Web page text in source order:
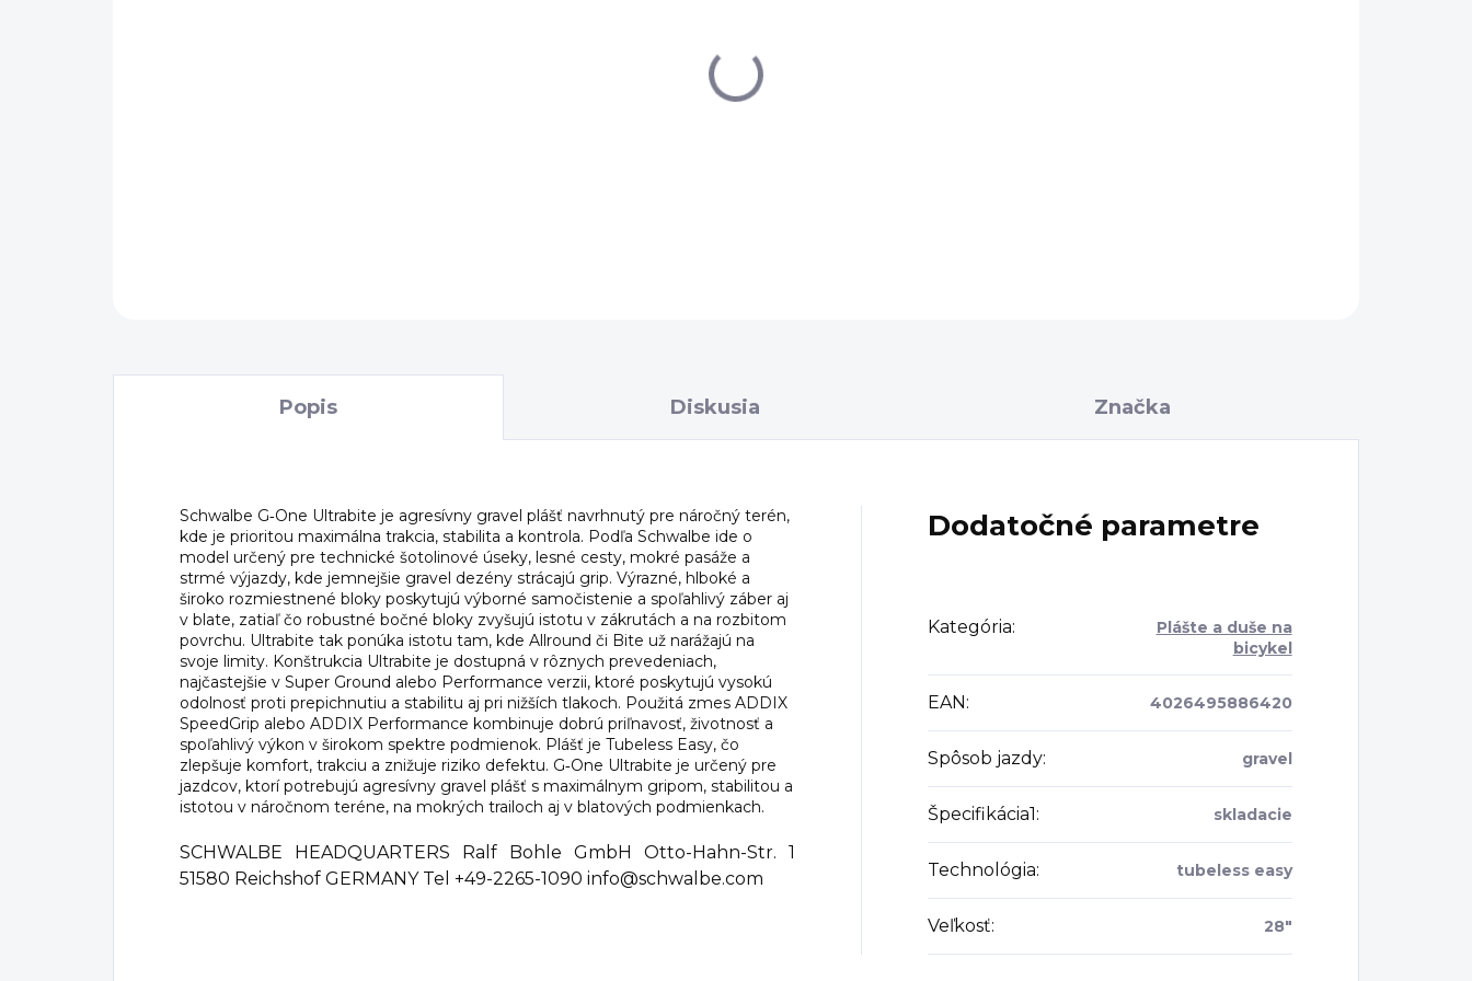
Popis Diskusia Značka
Schwalbe G‑One Ultrabite je agresívny gravel plášť navrhnutý pre náročný terén,
kde je prioritou maximálna trakcia, stabilita a kontrola. Podľa Schwalbe ide o
model určený pre technické šotolinové úseky, lesné cesty, mokré pasáže a
strmé výjazdy, kde jemnejšie gravel dezény strácajú grip. Výrazné, hlboké a
široko rozmiestnené bloky poskytujú výborné samočistenie a spoľahlivý záber aj
v blate, zatiaľ čo robustné bočné bloky zvyšujú istotu v zákrutách a na rozbitom
povrchu. Ultrabite tak ponúka istotu tam, kde Allround či Bite už narážajú na
svoje limity. Konštrukcia Ultrabite je dostupná v rôznych prevedeniach,
najčastejšie v Super Ground alebo Performance verzii, ktoré poskytujú vysokú
odolnosť proti prepichnutiu a stabilitu aj pri nižších tlakoch. Použitá zmes ADDIX
SpeedGrip alebo ADDIX Performance kombinuje dobrú priľnavosť, životnosť a
spoľahlivý výkon v širokom spektre podmienok. Plášť je Tubeless Easy, čo
zlepšuje komfort, trakciu a znižuje riziko defektu. G‑One Ultrabite je určený pre
jazdcov, ktorí potrebujú agresívny gravel plášť s maximálnym gripom, stabilitou a
istotou v náročnom teréne, na mokrých trailoch aj v blatových podmienkach.
SCHWALBE HEADQUARTERS Ralf Bohle GmbH Otto-Hahn-Str. 1
51580 Reichshof GERMANY Tel +49-2265-1090 info@schwalbe.com
Dodatočné parametre
Kategória:
Plášte a duše na
bicykel
EAN : 4026495886420
Spôsob jazdy: gravel
Špecifikácia1 : skladacie
Technológia: tubeless easy
Veľkosť: 28"